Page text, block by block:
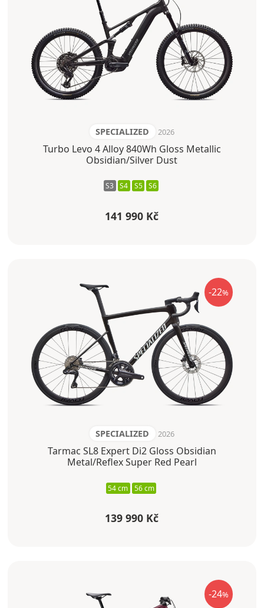
SPECIALIZED 2026
Turbo Levo 4 Alloy 840Wh Gloss Metallic
Obsidian/Silver Dust
S3 S4 S5 S6
141 990 Kč
-22%
SPECIALIZED 2026
Tarmac SL8 Expert Di2 Gloss Obsidian
Metal/Reflex Super Red Pearl
54 cm 56 cm
139 990 Kč
-24%